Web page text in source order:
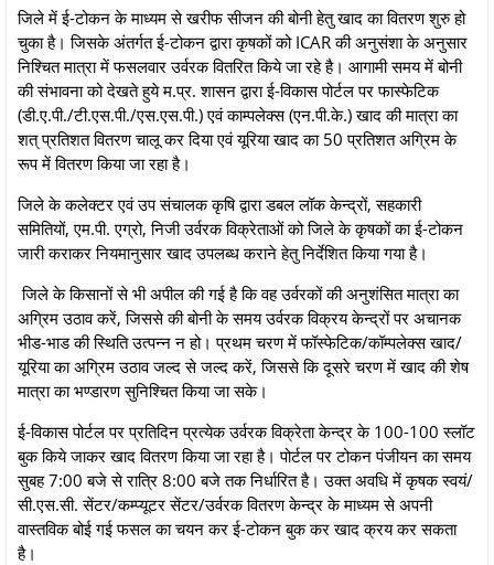
जिले में ई-टोकन के माध्‍यम से खरीफ सीजन की बोनी हेतु खाद का वितरण शुरु हो
चुका है। जिसके अंतर्गत ई-टोकन द्वारा कृषकों को ICAR की अनुसंशा के अनुसार
निश्चित मात्रा में फसलवार उर्वरक वितरित किये जा रहे है। आगामी समय में बोनी
की संभावना को देखते हुये म.प्र. शासन द्वारा ई-विकास पोर्टल पर फास्‍फेटिक
(डी.ए.पी./टी.एस.पी./एस.एस.पी.) एवं काम्‍पलेक्‍स (एन.पी.के.) खाद की मात्रा का
शत् प्रतिशत वितरण चालू कर दिया एवं यूरिया खाद का 50 प्रतिशत अग्रिम के
रूप में वितरण किया जा रहा है।
जिले के कलेक्‍टर एवं उप संचालक कृषि द्वारा डबल लॉक केन्‍द्रों, सहकारी
समितियों, एम.पी. एग्रो, निजी उर्वरक विक्रेताओं को जिले के कृषकों का ई-टोकन
जारी कराकर नियमानुसार खाद उपलब्‍ध कराने हेतु निर्देशित किया गया है।
जिले के किसानों से भी अपील की गई है कि वह उर्वरकों की अनुशंसित मात्रा का
अग्रिम उठाव करें, जिससे की बोनी के समय उर्वरक विक्रय केन्‍द्रों पर अचानक
भीड-भाड की स्थिति उत्‍पन्‍न न हो। प्रथम चरण में फॉस्‍फेटिक/कॉम्‍पलेक्‍स खाद/
यूरिया का अग्रिम उठाव जल्‍द से जल्‍द करें, जिससे कि दूसरे चरण में खाद की शेष
मात्रा का भण्‍डारण सुनिश्चित किया जा सके।
ई-विकास पोर्टल पर प्रतिदिन प्रत्‍येक उर्वरक विक्रेता केन्‍द्र के 100-100 स्‍लॉट
बुक किये जाकर खाद वितरण किया जा रहा है। पोर्टल पर टोकन पंजीयन का समय
सुबह 7:00 बजे से रात्रि 8:00 बजे तक निर्धारित है। उक्‍त अवधि में कृषक स्‍वयं/
सी.एस.सी. सेंटर/कम्‍प्‍यूटर सेंटर/उर्वरक वितरण केन्‍द्र के माध्‍यम से अपनी
वास्‍तविक बोई गई फसल का चयन कर ई-टोकन बुक कर खाद क्रय कर सकता
है।